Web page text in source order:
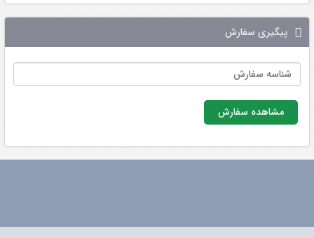
پیگیری سفارش
مشاهده سفارش